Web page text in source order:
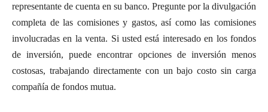
representante de cuenta en su banco. Pregunte por la divulgación
completa de las comisiones y gastos, así como las comisiones
involucradas en la venta. Si usted está interesado en los fondos
de inversión, puede encontrar opciones de inversión menos
costosas, trabajando directamente con un bajo costo sin carga
compañía de fondos mutua.